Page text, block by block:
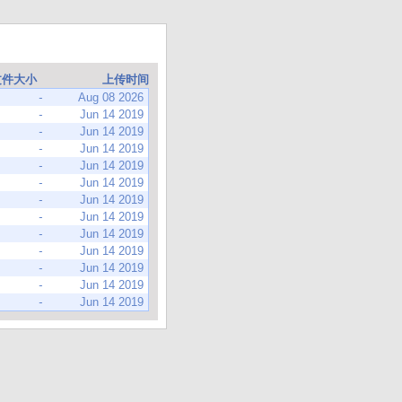
大小
上传时间
-
Aug 08 2026
-
Jun 14 2019
-
Jun 14 2019
-
Jun 14 2019
-
Jun 14 2019
-
Jun 14 2019
-
Jun 14 2019
-
Jun 14 2019
-
Jun 14 2019
-
Jun 14 2019
-
Jun 14 2019
-
Jun 14 2019
-
Jun 14 2019